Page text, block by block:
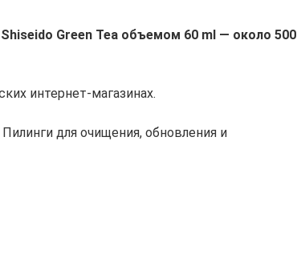
Shiseido Green Tea объемом 60 ml — около 500
интернет-магазинах.
для очищения, обновления и